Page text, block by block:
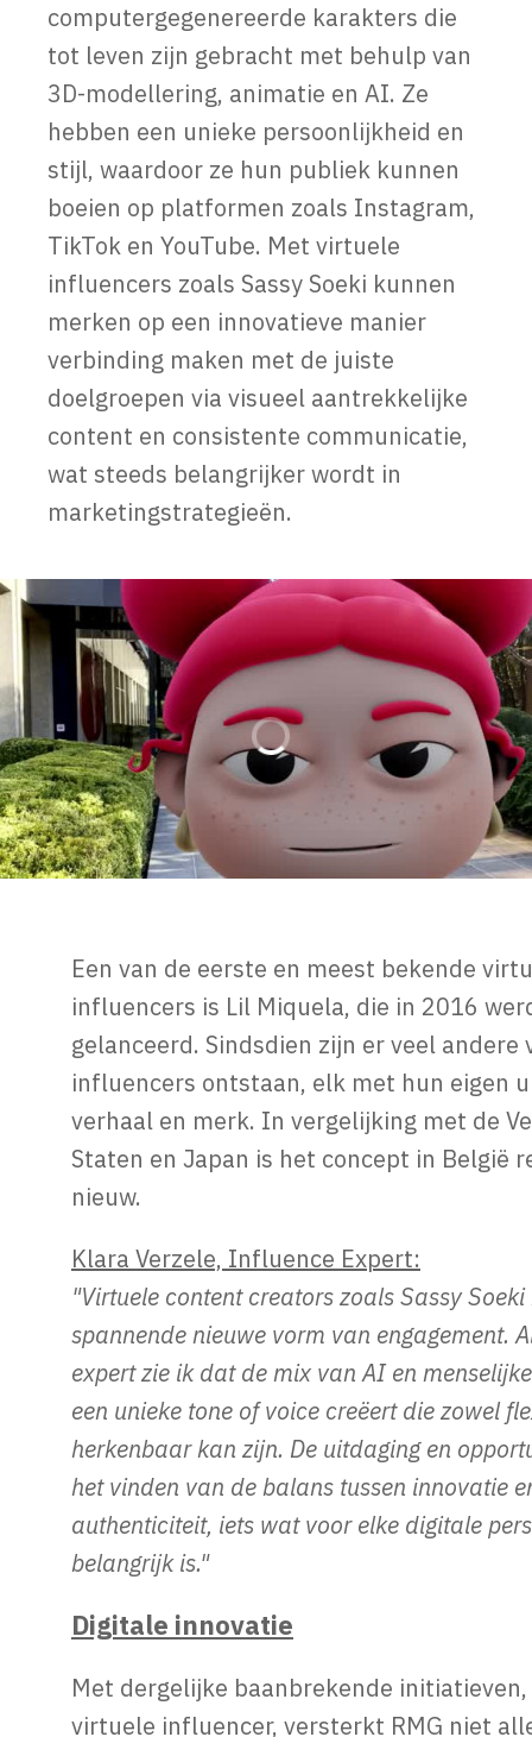
computergegenereerde karakters die
tot leven zijn gebracht met behulp van
3D-modellering, animatie en AI. Ze
hebben een unieke persoonlijkheid en
stijl, waardoor ze hun publiek kunnen
boeien op platformen zoals Instagram,
TikTok en YouTube. Met virtuele
influencers zoals Sassy Soeki kunnen
merken op een innovatieve manier
verbinding maken met de juiste
doelgroepen via visueel aantrekkelijke
content en consistente communicatie,
wat steeds belangrijker wordt in
marketingstrategieën.
Een van de eerste en meest bekende
influencers is Lil Miquela, die in 2016
gelanceerd. Sindsdien zijn er veel andere
influencers ontstaan, elk met hun eigen
verhaal en merk. In vergelijking met de
Staten en Japan is het concept in België
nieuw.
Klara Verzele, Influence Expert:
"Virtuele content creators zoals Sassy Soeki
spannende nieuwe vorm van engagement.
expert zie ik dat de mix van AI en
een unieke tone of voice creëert die zowel
herkenbaar kan zijn. De uitdaging en
het vinden van de balans tussen innovatie
authenticiteit, iets wat voor elke digitale
belangrijk is."
Digitale innovatie
Met dergelijke baanbrekende initiatieven,
virtuele influencer, versterkt RMG niet